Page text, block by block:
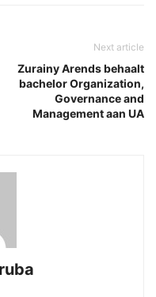
Next article
Zurainy Arends behaalt
bachelor Organization,
Governance and
Management aan UA